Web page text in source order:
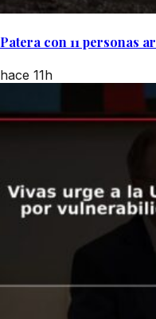
Patera con 11 personas
hace 11h